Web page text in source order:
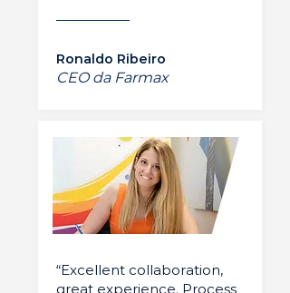
Ronaldo Ribeiro
CEO da Farmax
“Excellent collaboration,
great experience. Process